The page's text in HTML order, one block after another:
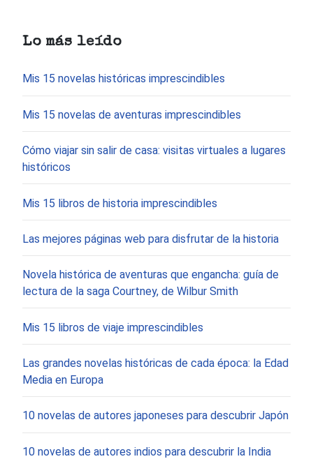
Lo más leído
Mis 15 novelas históricas imprescindibles
Mis 15 novelas de aventuras imprescindibles
Cómo viajar sin salir de casa: visitas virtuales a lugares
históricos
Mis 15 libros de historia imprescindibles
Las mejores páginas web para disfrutar de la historia
Novela histórica de aventuras que engancha: guía de
lectura de la saga Courtney, de Wilbur Smith
Mis 15 libros de viaje imprescindibles
Las grandes novelas históricas de cada época: la Edad
Media en Europa
10 novelas de autores japoneses para descubrir Japón
10 novelas de autores indios para descubrir la India